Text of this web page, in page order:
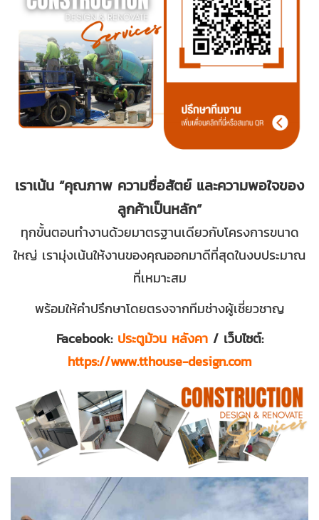
เราเน้น “คุณภาพ ความซื่อสัตย์ และความพอใจของ
ลูกค้าเป็นหลัก”
ทุกขั้นตอนทำงานด้วยมาตรฐานเดียวกับโครงการขนาด
ใหญ่ เรามุ่งเน้นให้งานของคุณออกมาดีที่สุดในงบประมาณ
ที่เหมาะสม
พร้อมให้คำปรึกษาโดยตรงจากทีมช่างผู้เชี่ยวชาญ
Facebook: ประตูม้วน หลังคา/ เว็บไซต์:
https://www.tthouse-design.com